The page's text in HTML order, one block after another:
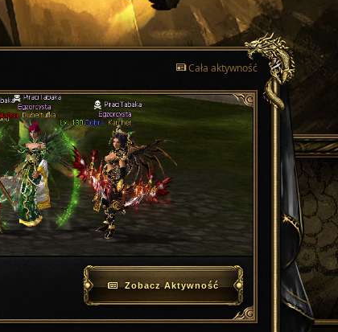
Cała aktywność
Zobacz Aktywność